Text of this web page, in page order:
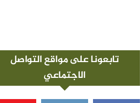
تابعونا على مواقع التواصل
الاجتماعي